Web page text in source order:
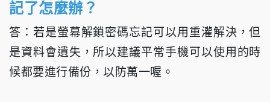
記了怎麼辦？
答：若是螢幕解鎖密碼忘記可以用重灌解決，但
是資料會遺失，所以建議平常手機可以使用的時
候都要進行備份，以防萬一喔。